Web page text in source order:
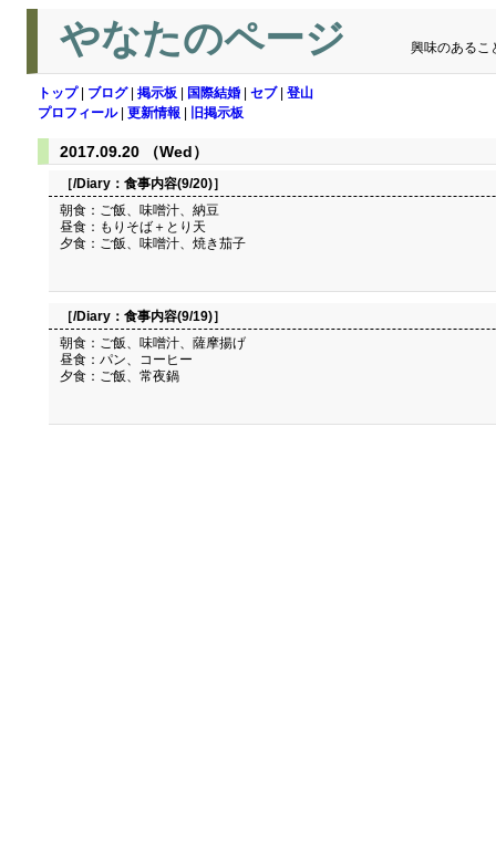
やなたのページ 興味のあるこ
トップ| ブログ| 掲示板 国際結婚 セブ| 登山
プロフィール| 更新情報 旧掲示板
2017.09.20 （Wed）
［/Diary： 食事内容(9/20)］
朝食：ご飯、味噌汁、納豆
昼食：もりそば＋とり天
夕食：ご飯、味噌汁、焼き茄子
［/Diary： 食事内容(9/19)］
朝食：ご飯、味噌汁、薩摩揚げ
昼食：パン、コーヒー
夕食：ご飯、常夜鍋